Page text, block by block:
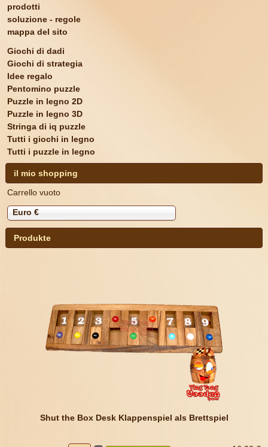
prodotti
soluzione - regole
mappa del sito
Giochi di dadi
Giochi di strategia
Idee regalo
Pentomino puzzle
Puzzle in legno 2D
Puzzle in legno 3D
Stringa di iq puzzle
Tutti i giochi in legno
Tutti i puzzle in legno
il mio shopping
Carrello vuoto
Euro €
Produkte
Shut the Box Desk Klappenspiel als Brettspiel